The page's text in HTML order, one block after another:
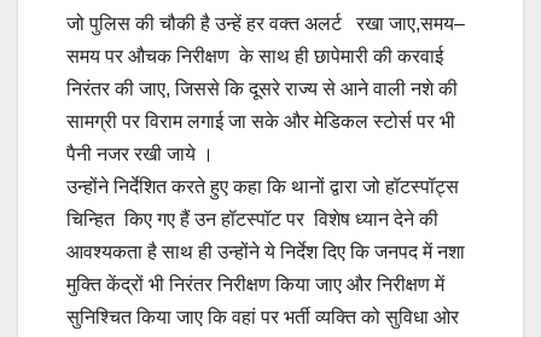
जो पुलिस की चौकी है उन्हें हर वक्त अलर्ट रखा जाए,समय–
समय पर औचक निरीक्षण के साथ ही छापेमारी की करवाई
निरंतर की जाए, जिससे कि दूसरे राज्य से आने वाली नशे की
सामग्री पर विराम लगाई जा सके और मेडिकल स्टोर्स पर भी
पैनी नजर रखी जाये ।
उन्होंने निर्देशित करते हुए कहा कि थानों द्वारा जो हॉटस्पॉट्स
चिन्हित किए गए हैं उन हॉटस्पॉट पर विशेष ध्यान देने की
आवश्यकता है साथ ही उन्होंने ये निर्देश दिए कि जनपद में नशा
मुक्ति केंद्रों भी निरंतर निरीक्षण किया जाए और निरीक्षण में
सुनिश्चित किया जाए कि वहां पर भर्ती व्यक्ति को सुविधा ओर